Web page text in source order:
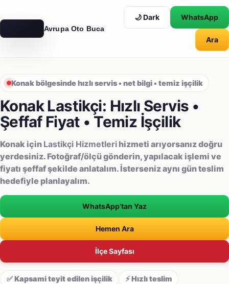
OTO
Avrupa Oto Buca
🌙 Dark WhatsApp
Ara
Konak bölgesinde hızlı servis • net bilgi • temiz işçilik
Konak Lastikçi: Hızlı Servis •
Şeffaf Fiyat • Temiz İşçilik
Konak için Lastikçi Hizmetleri hizmeti arıyorsanız doğru
yerdesiniz. Fotoğraf/ölçü gönderin, yapılacak işlemi ve
fiyatı şeffaf şekilde anlatalım. İsterseniz aynı gün teslim
hedefiyle planlayalım.
WhatsApp’tan Yaz
Hemen Ara
İlçe Sayfası
✅ Kapsami teyit edilen işçilik ⚡ Hızlı teslim